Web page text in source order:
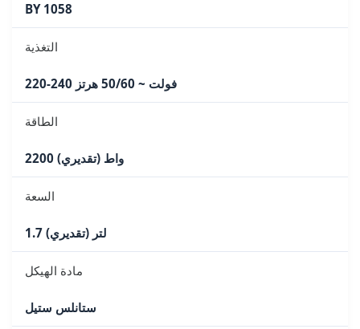
BY 1058
التغذية
220-240 فولت ~ 50/60 هرتز
الطاقة
2200 واط (تقديري)
السعة
1.7 لتر (تقديري)
مادة الهيكل
ستانلس ستيل